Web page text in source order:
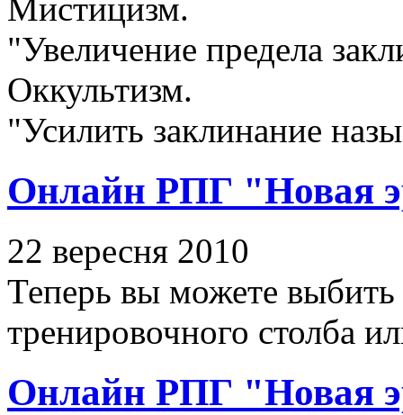
Мистицизм.
"Увеличение предела
Оккультизм.
"Усилить заклинание
Онлайн РПГ "Новая
22 вересня 2010
Теперь вы можете
тренировочного столба
Онлайн РПГ "Новая